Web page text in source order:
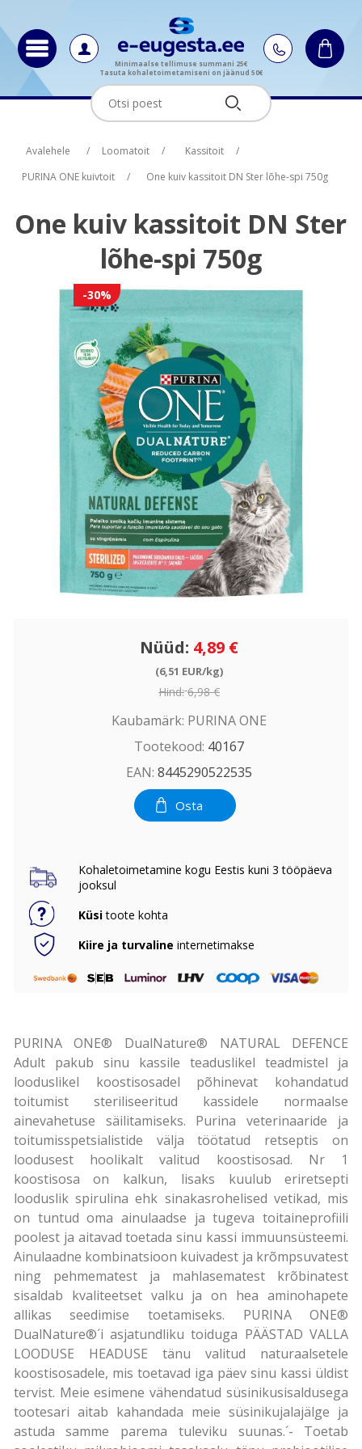
Minimaalse tellimuse summani 25€
Tasuta kohaletoimetamiseni on jäänud 50€
Avalehele / Loomatoit / Kassitoit
/
PURINA ONE kuivtoit
/ One kuiv kassitoit DN Ster lõhe-spi 750g
One kuiv kassitoit DN Ster
lõhe-spi 750g
-30%
Nüüd: 4,89 €
(6,51 EUR/kg)
Hind: 6,98 €
Kaubamärk: PURINA ONE
Tootekood: 40167
EAN: 8445290522535
Osta
Kohaletoimetamine kogu Eestis kuni 3 tööpäeva
jooksul
Küsitoote kohta
Kiire ja turvaline internetimakse
PURINA ONE® DualNature® NATURAL DEFENCE
Adult pakub sinu kassile teaduslikel teadmistel ja
looduslikel koostisosadel põhinevat kohandatud
toitumist steriliseeritud kassidele normaalse
ainevahetuse säilitamiseks. Purina veterinaaride ja
toitumisspetsialistide välja töötatud retseptis on
loodusest hoolikalt valitud koostisosad. Nr 1
koostisosa on kalkun, lisaks kuulub eriretsepti
looduslik spirulina ehk sinakasrohelised vetikad, mis
on tuntud oma ainulaadse ja tugeva toitaineprofiili
poolest ja aitavad toetada sinu kassi immuunsüsteemi.
Ainulaadne kombinatsioon kuivadest ja krõmpsuvatest
ning pehmematest ja mahlasematest krõbinatest
sisaldab kvaliteetset valku ja on hea aminohapete
allikas seedimise toetamiseks. PURINA ONE®
DualNature®´i asjatundliku toiduga PÄÄSTAD VALLA
LOODUSE HEADUSE tänu valitud naturaalsetele
koostisosadele, mis toetavad iga päev sinu kassi üldist
tervist. Meie esimene vähendatud süsinikusisaldusega
tootesari aitab kahandada meie süsinikujalajälge ja
astuda samme parema tuleviku suunas.´- Toetab